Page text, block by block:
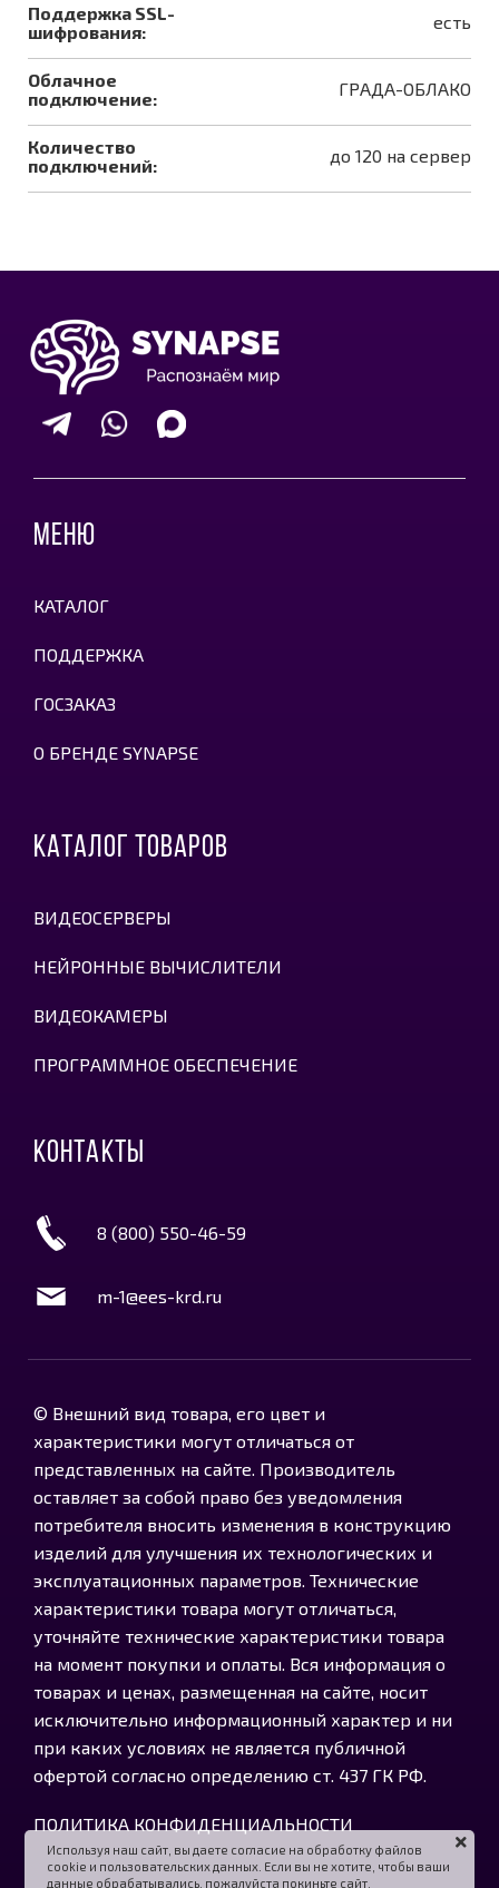
Поддержка SSL-
шифрования:
есть
Облачное
подключение:
ГРАДА-ОБЛАКО
Количество
подключений:
до 120 на сервер
МЕНЮ
КАТАЛОГ
ПОДДЕРЖКА
ГОСЗАКАЗ
О БРЕНДЕ SYNAPSE
КАТАЛОГ ТОВАРОВ
ВИДЕОСЕРВЕРЫ
НЕЙРОННЫЕ ВЫЧИСЛИТЕЛИ
ВИДЕОКАМЕРЫ
ПРОГРАММНОЕ ОБЕСПЕЧЕНИЕ
КОНТАКТЫ
8 (800) 550-46-59
m-1@ees-krd.ru
© Внешний вид товара, его цвет и
характеристики могут отличаться от
представленных на сайте. Производитель
оставляет за собой право без уведомления
потребителя вносить изменения в конструкцию
изделий для улучшения их технологических и
эксплуатационных параметров. Технические
характеристики товара могут отличаться,
уточняйте технические характеристики товара
на момент покупки и оплаты. Вся информация о
товарах и ценах, размещенная на сайте, носит
исключительно информационный характер и ни
при каких условиях не является публичной
офертой согласно определению ст. 437 ГК РФ.
ПОЛИТИКА КОНФИДЕНЦИАЛЬНОСТИ
Используя наш сайт, вы даете согласие на обработку файлов
cookie и пользовательских данных. Если вы не хотите, чтобы ваши
данные обрабатывались, пожалуйста покиньте сайт.